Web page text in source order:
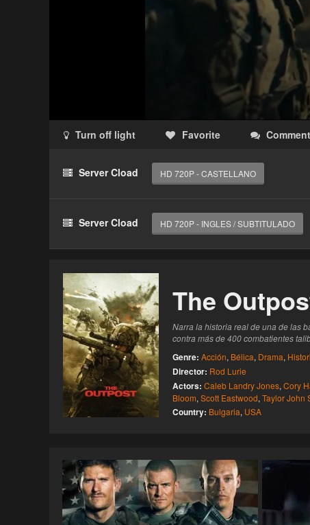
Acceso Requerido
Haz clic 3 veces en el botón para desbloquear
Clic 1 - Abrir primer enlace
El acceso expira en 1 hora
Turn off light Favorite
Server Cload HD 720P - CASTELLANO
Server Cload HD 720P - INGLES / SUBTITULADO
The
Narra la historia real de una de las
contra más de 400 combatientes
Genre: Acción, Bélica, Drama,
Director: Rod Lurie
Actors: Caleb Landry Jones, Cory
Bloom, Scott Eastwood, Taylor John
Country: Bulgaria, USA